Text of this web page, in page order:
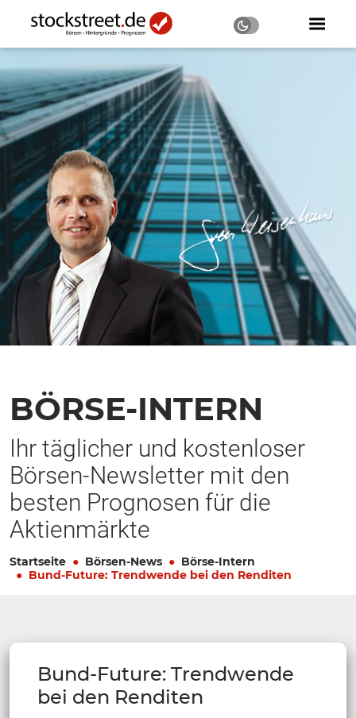
BÖRSE-INTERN
Ihr täglicher und kostenloser
Börsen-Newsletter mit den
besten Prognosen für die
Aktienmärkte
Startseite Börsen-News
Börse-Intern
Bund-Future: Trendwende bei den Renditen
Bund-Future: Trendwende
bei den Renditen